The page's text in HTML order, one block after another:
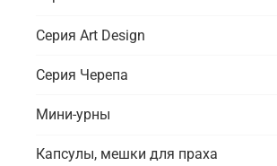
Серия Art Design
Серия Черепа
Мини-урны
Капсулы, мешки для праха